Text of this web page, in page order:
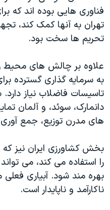
فناوری هایی بوده اند که
تهران به آنها کمک کند،
تحریم ها سخت بود.
علاوه بر چالش های محیط
به سرمایه گذاری گسترده
تاسیسات فاضلاب نیاز
دانمارک، سوئد، و آلمان
های مدرن توزیع، جمع
را استفاده می کند، می
بهره مند شود. آبیاری
ناکارآمد و ناپایدار است.